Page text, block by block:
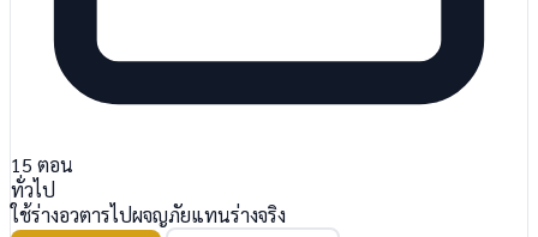
15 ตอน
ทั่วไป
ใช้ร่างอวตารไปผจญภัยแทนร่างจริง